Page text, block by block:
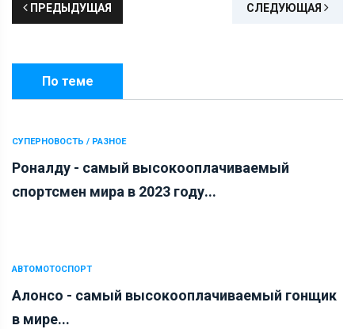
ПРЕДЫДУЩАЯ СЛЕДУЮЩАЯ
По теме
СУПЕРНОВОСТЬ / РАЗНОЕ
Роналду - самый высокооплачиваемый
спортсмен мира в 2023 году...
АВТОМОТОСПОРТ
Алонсо - самый высокооплачиваемый гонщик
в мире...